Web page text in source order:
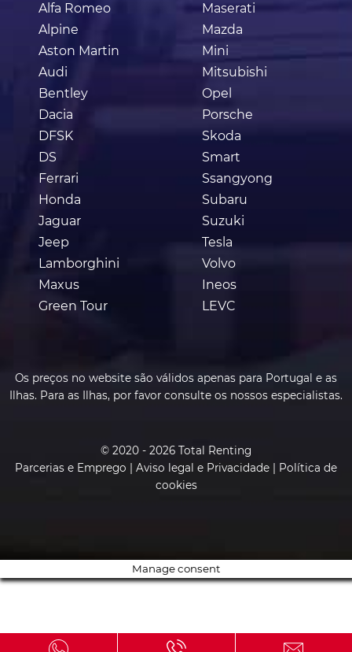
Alfa Romeo
Alpine
Aston Martin
Audi
Bentley
Dacia
DFSK
DS
Ferrari
Honda
Jaguar
Jeep
Lamborghini
Maxus
Green Tour
Maserati
Mazda
Mini
Mitsubishi
Opel
Porsche
Skoda
Smart
Ssangyong
Subaru
Suzuki
Tesla
Volvo
Ineos
LEVC
Os preços no website são válidos apenas para Portugal e as
Ilhas. Para as Ilhas, por favor consulte os nossos especialistas.
© 2020 - 2026 Total Renting
Parcerias e Emprego
Aviso legal e Privacidade
Política de
cookies
Manage consent